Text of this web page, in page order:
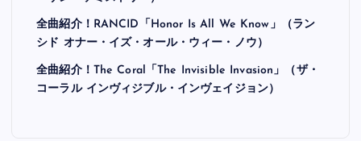
全曲紹介！RANCID「Honor Is All We Know」（ラン
シド オナー・イズ・オール・ウィー・ノウ）
全曲紹介！The Coral「The Invisible Invasion」（ザ・
コーラル インヴィジブル・インヴェイジョン）